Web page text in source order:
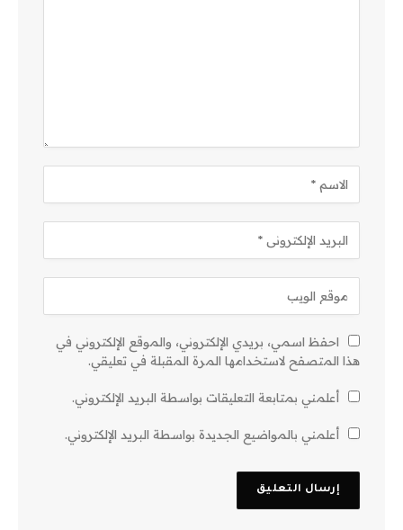
احفظ اسمي، بريدي الإلكتروني، والموقع الإلكتروني في
هذا المتصفح لاستخدامها المرة المقبلة في تعليقي.
أعلمني بمتابعة التعليقات بواسطة البريد الإلكتروني.
أعلمني بالمواضيع الجديدة بواسطة البريد الإلكتروني.